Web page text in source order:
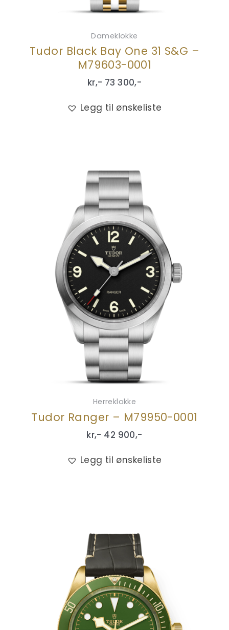
Dameklokke
Tudor Black Bay One 31 S&G –
M79603-0001
kr,- 73 300,-
Legg til ønskeliste
Herreklokke
Tudor Ranger – M79950-0001
kr,- 42 900,-
Legg til ønskeliste